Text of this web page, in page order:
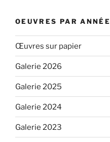
OEUVRES PAR ANNÉE
Œuvres sur papier
Galerie 2026
Galerie 2025
Galerie 2024
Galerie 2023